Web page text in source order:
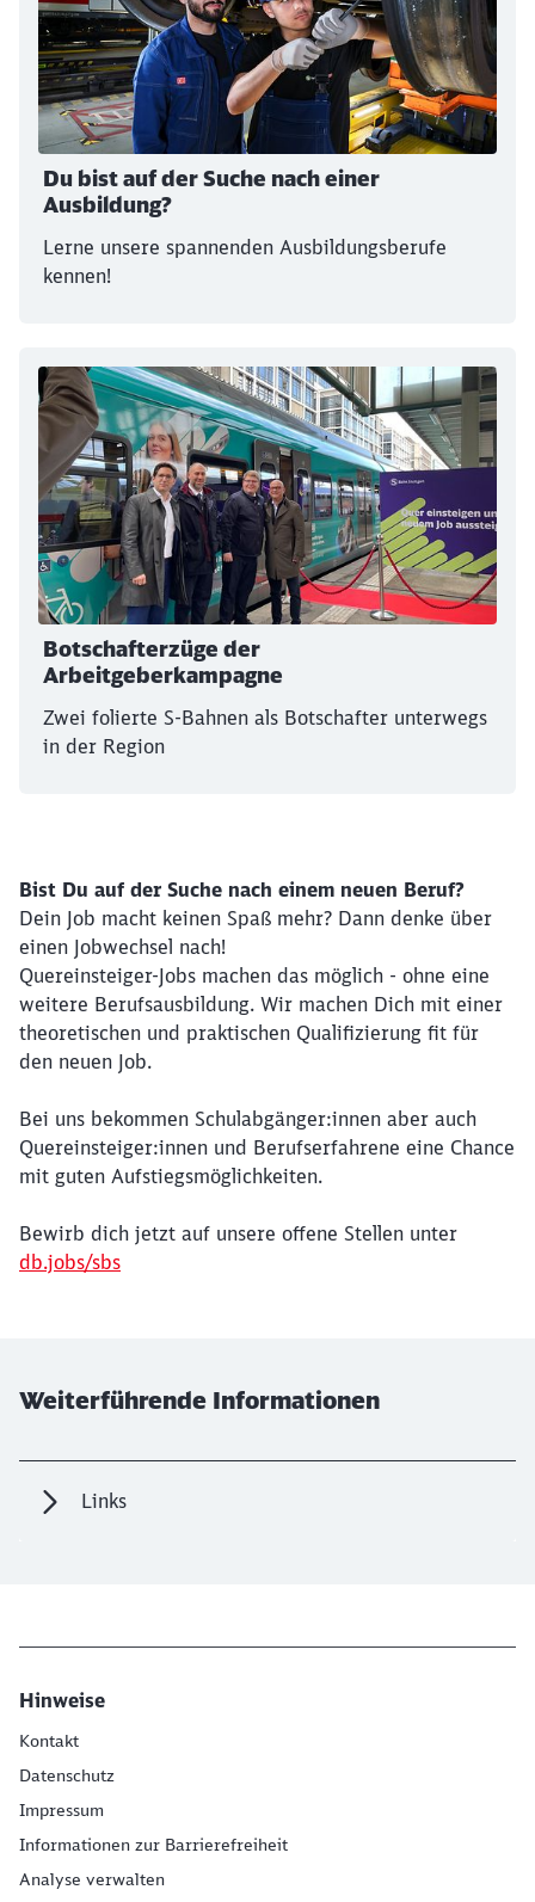
Du bist auf der Suche nach einer
Ausbildung?
Lerne unsere spannenden Ausbildungsberufe
kennen!
Botschafterzüge der
Arbeitgeberkampagne
Zwei folierte S-Bahnen als Botschafter unterwegs
in der Region
Bist Du auf der Suche nach einem neuen Beruf?
Dein Job macht keinen Spaß mehr? Dann denke über
einen Jobwechsel nach!
Quereinsteiger-Jobs machen das möglich - ohne eine
weitere Berufsausbildung. Wir machen Dich mit einer
theoretischen und praktischen Qualifizierung fit für
den neuen Job.
Bei uns bekommen Schulabgänger:innen aber auch
Quereinsteiger:innen und Berufserfahrene eine Chance
mit guten Aufstiegsmöglichkeiten.
Bewirb dich jetzt auf unsere offene Stellen unter
db.jobs/sbs
Weiterführende Informationen
Links
Hinweise
Kontakt
Datenschutz
Impressum
Informationen zur Barrierefreiheit
Analyse verwalten